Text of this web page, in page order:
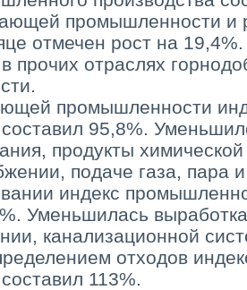
промышленности и
отмечен рост на
в прочих отраслях
промышленности
95,8%.
продукты
подаче газа, пара
индекс
Уменьшилась
канализационной
отходов
113%.